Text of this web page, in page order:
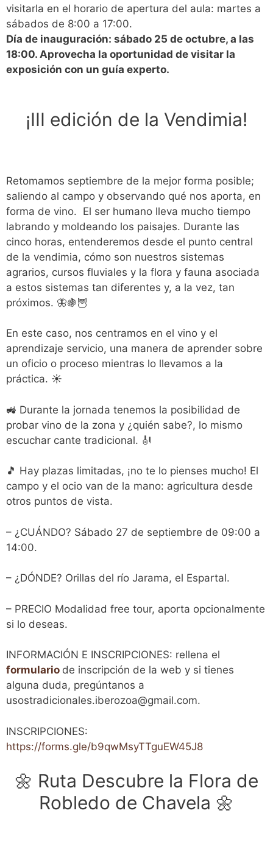
visitarla en el horario de apertura del aula: martes a
sábados de 8:00 a 17:00.
Día de inauguración: sábado 25 de octubre, a las
18:00. Aprovecha la oportunidad de visitar la
exposición con un guía experto.
¡III edición de la Vendimia!
Retomamos septiembre de la mejor forma posible;
saliendo al campo y observando qué nos aporta, en
forma de vino. El ser humano lleva mucho tiempo
labrando y moldeando los paisajes. Durante las
cinco horas, entenderemos desde el punto central
de la vendimia, cómo son nuestros sistemas
agrarios, cursos fluviales y la flora y fauna asociada
a estos sistemas tan diferentes y, a la vez, tan
próximos. 🦋🍇🦉
En este caso, nos centramos en el vino y el
aprendizaje servicio, una manera de aprender sobre
un oficio o proceso mientras lo llevamos a la
práctica. ☀
🚜 Durante la jornada tenemos la posibilidad de
probar vino de la zona y ¿quién sabe?, lo mismo
escuchar cante tradicional. 🎻
🎵 Hay plazas limitadas, ¡no te lo pienses mucho! El
campo y el ocio van de la mano: agricultura desde
otros puntos de vista.
– ¿CUÁNDO? Sábado 27 de septiembre de 09:00 a
14:00.
– ¿DÓNDE? Orillas del río Jarama, el Espartal.
– PRECIO Modalidad free tour, aporta opcionalmente
si lo deseas.
INFORMACIÓN E INSCRIPCIONES: rellena el
formulario de inscripción de la web y si tienes
alguna duda, pregúntanos a
usostradicionales.iberozoa@gmail.com.
INSCRIPCIONES:
https://forms.gle/b9qwMsyTTguEW45J8
🌼 Ruta Descubre la Flora de
Robledo de Chavela 🌼